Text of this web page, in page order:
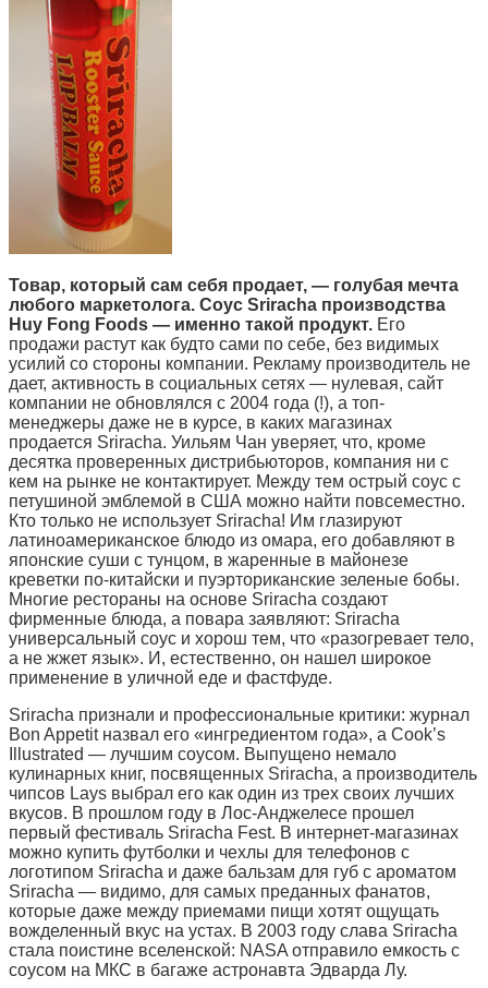
Товар, который сам себя продает, — голубая мечта
любого маркетолога. Соус Sriracha производства
Huy Fong Foods — именно такой продукт. Его
продажи растут как будто сами по себе, без видимых
усилий со стороны компании. Рекламу производитель не
дает, активность в социальных сетях — нулевая, сайт
компании не обновлялся с 2004 года (!), а топ-
менеджеры даже не в курсе, в каких магазинах
продается Sriracha. Уильям Чан уверяет, что, кроме
десятка проверенных дистрибьюторов, компания ни с
кем на рынке не контактирует. Между тем острый соус с
петушиной эмблемой в США можно найти повсеместно.
Кто только не использует Sriracha! Им глазируют
латиноамериканское блюдо из омара, его добавляют в
японские суши с тунцом, в жаренные в майонезе
креветки по-китайски и пуэрториканские зеленые бобы.
Многие рестораны на основе Sriracha создают
фирменные блюда, а повара заявляют: Sriracha
универсальный соус и хорош тем, что «разогревает тело,
а не жжет язык». И, естественно, он нашел широкое
применение в уличной еде и фастфуде.
Sriracha признали и профессиональные критики: журнал
Bon Appetit назвал его «ингредиентом года», а Cook’s
Illustrated — лучшим соусом. Выпущено немало
кулинарных книг, посвященных Sriracha, а производитель
чипсов Lays выбрал его как один из трех своих лучших
вкусов. В прошлом году в Лос-Анджелесе прошел
первый фестиваль Sriracha Fest. В интернет-магазинах
можно купить футболки и чехлы для телефонов с
логотипом Sriracha и даже бальзам для губ с ароматом
Sriracha — видимо, для самых преданных фанатов,
которые даже между приемами пищи хотят ощущать
вожделенный вкус на устах. В 2003 году слава Sriracha
стала поистине вселенской: NASA отправило емкость с
соусом на МКС в багаже астронавта Эдварда Лу.